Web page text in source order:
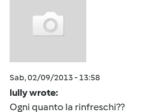
Sab, 02/09/2013 - 13:58
lully wrote:
Ogni quanto la rinfreschi??